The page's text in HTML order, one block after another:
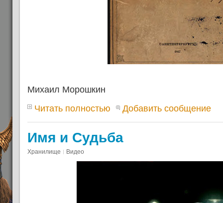
Михаил Морошкин
Читать полностью
Добавить сообщение
Имя и Судьба
Хранилище Видео